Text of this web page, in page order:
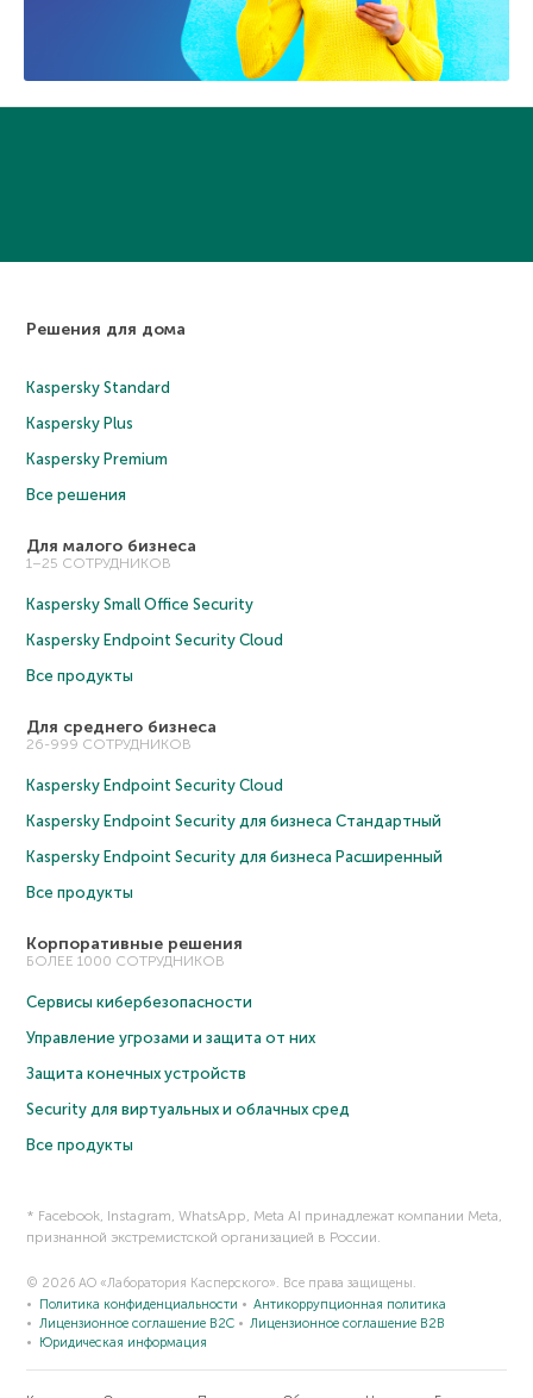
Решения для дома
Kaspersky Standard
Kaspersky Plus
Kaspersky Premium
Все решения
Для малого бизнеса
1–25 СОТРУДНИКОВ
Kaspersky Small Office Security
Kaspersky Endpoint Security Cloud
Все продукты
Для среднего бизнеса
26-999 СОТРУДНИКОВ
Kaspersky Endpoint Security Cloud
Kaspersky Endpoint Security для бизнеса Cтандартный
Kaspersky Endpoint Security для бизнеса Расширенный
Все продукты
Корпоративные решения
БОЛЕЕ 1000 СОТРУДНИКОВ
Сервисы кибербезопасности
Управление угрозами и защита от них
Защита конечных устройств
Security для виртуальных и облачных сред
Все продукты
* Facebook, Instagram, WhatsApp, Meta AI принадлежат компании Meta,
признанной экстремистской организацией в России.
© 2026 АО «Лаборатория Касперского». Все права защищены.
Политика конфиденциальности
Антикоррупционная политика
Лицензионное соглашение B2C
Лицензионное соглашение B2B
Юридическая информация